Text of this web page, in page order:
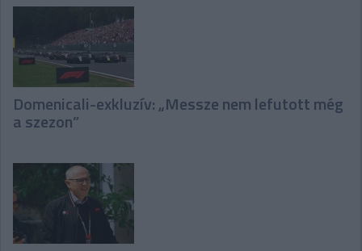
Domenicali-exkluzív: „Messze nem lefutott még
a szezon”